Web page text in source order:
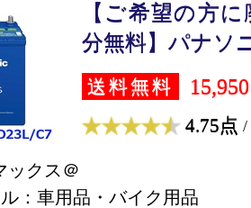
【ご希望の方
分無料】パナソ
送料無料
4.75点 /
ックス＠
：車用品・バイク用品